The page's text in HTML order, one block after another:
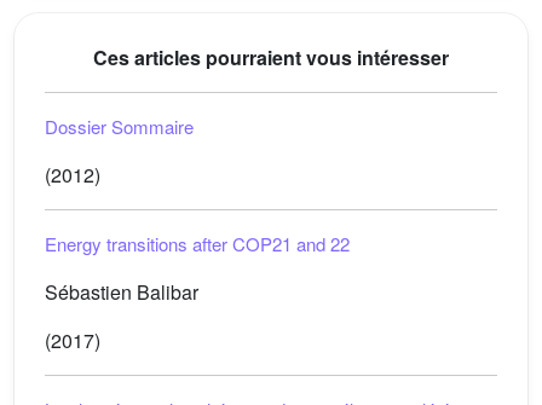
Ces articles pourraient vous intéresser
Dossier Sommaire
(2012)
Energy transitions after COP21 and 22
Sébastien Balibar
(2017)